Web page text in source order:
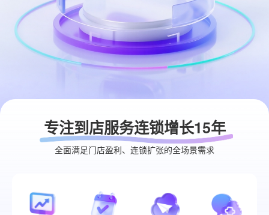
专注到店服务连锁增长15年
全面满足门店盈利、连锁扩张的全场景需求